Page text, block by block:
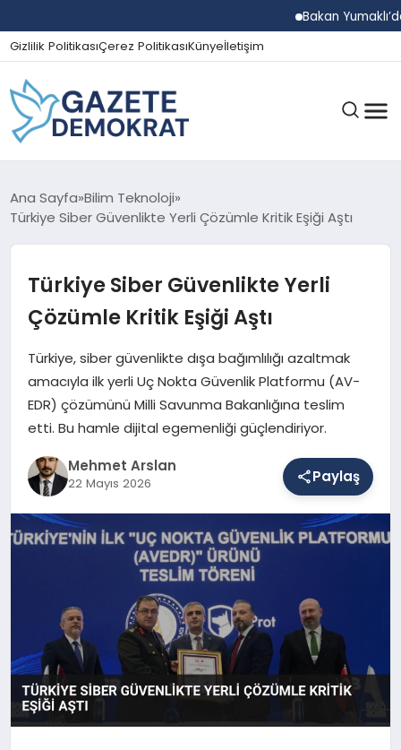
Bakan Yumaklı’dan
Gizlilik PolitikasıÇerez PolitikasıKünyeİletişim
GÜNDEM
SPOR
MAGAZIN
SAĞLIK
EĞITIM
YAŞAM
Ana Sayfa Bilim Teknoloji
Türkiye Siber Güvenlikte Yerli Çözümle Kritik Eşiği Aştı
Türkiye Siber Güvenlikte Yerli
Çözümle Kritik Eşiği Aştı
Türkiye, siber güvenlikte dışa bağımlılığı azaltmak
amacıyla ilk yerli Uç Nokta Güvenlik Platformu (AV-
EDR) çözümünü Milli Savunma Bakanlığına teslim
etti. Bu hamle dijital egemenliği güçlendiriyor.
Mehmet Arslan
22 Mayıs 2026 Paylaş